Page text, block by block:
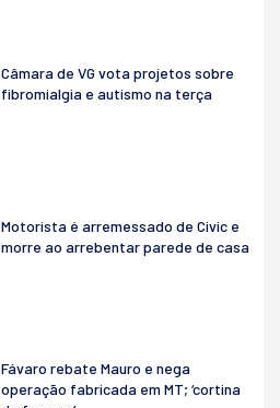
Câmara de VG vota projetos sobre
fibromialgia e autismo na terça
Motorista é arremessado de Civic e
morre ao arrebentar parede de casa
Fávaro rebate Mauro e nega
operação fabricada em MT; ‘cortina